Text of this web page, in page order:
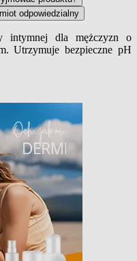
odpowiedzialny
intymnej dla mężczyzn o
Utrzymuje bezpieczne pH